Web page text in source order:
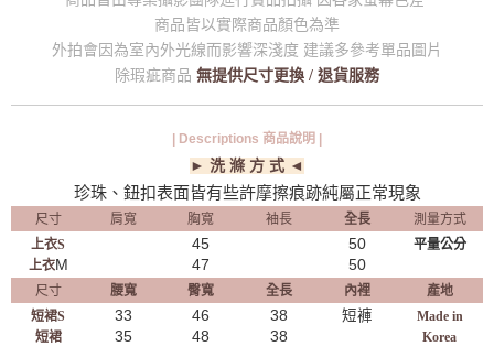
商品皆以實際商品顏色為準
外拍會因為室內外光線而影響深淺度 建議多參考單品圖片
除瑕疵商品 無提供尺寸更換 / 退貨服務
| Descriptions 商品說明 |
► 洗 滌 方 式 ◄
珍珠、鈕扣表面皆有些許摩擦痕跡純屬正常現象
尺寸 肩寬 胸寬 袖長 全長
測量方式
上衣S
上衣M
45
47
50
50
平量公分
尺寸 腰寬 臀寬 全長 內裡
產地
短裙S
短裙
33
35
46
48
38
38
短褲
Made in
Korea